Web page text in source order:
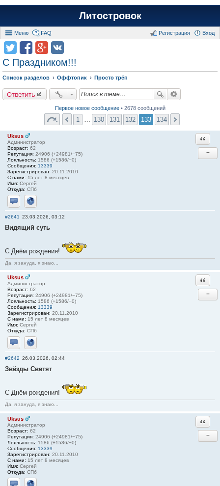
Литостровок
Меню FAQ Вход
Регистрация
С Праздником!!!
Список разделов Оффтопик Просто трёп
Ответить
Первое новое сообщение• 2678 сообщений
1 130 131 132 133 134
Uksus
Администратор
Возраст: 62
Репутация: 24906 (+24981/−75)
Лояльность: 1586 (+1586/−0)
Сообщения: 13339
Зарегистрирован: 20.11.2010
С нами: 15 лет 8 месяцев
Имя: Сергей
Откуда: СПб
Отправить личное сообщение
Сайт
−
#2641 23.03.2026, 03:12
Видящий суть
С Днём рождения!
Да, я зануда, я знаю...
Uksus
Администратор
Возраст: 62
Репутация: 24906 (+24981/−75)
Лояльность: 1586 (+1586/−0)
Сообщения: 13339
Зарегистрирован: 20.11.2010
С нами: 15 лет 8 месяцев
Имя: Сергей
Откуда: СПб
Отправить личное сообщение
Сайт
−
#2642 26.03.2026, 02:44
Звёзды Светят
С Днём рождения!
Да, я зануда, я знаю...
Uksus
Администратор
Возраст: 62
Репутация: 24906 (+24981/−75)
Лояльность: 1586 (+1586/−0)
Сообщения: 13339
Зарегистрирован: 20.11.2010
С нами: 15 лет 8 месяцев
Имя: Сергей
Откуда: СПб
−